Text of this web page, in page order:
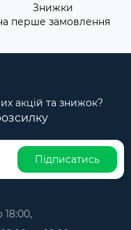
Знижки
перше замовлення
акцій та знижок?
Підписатись